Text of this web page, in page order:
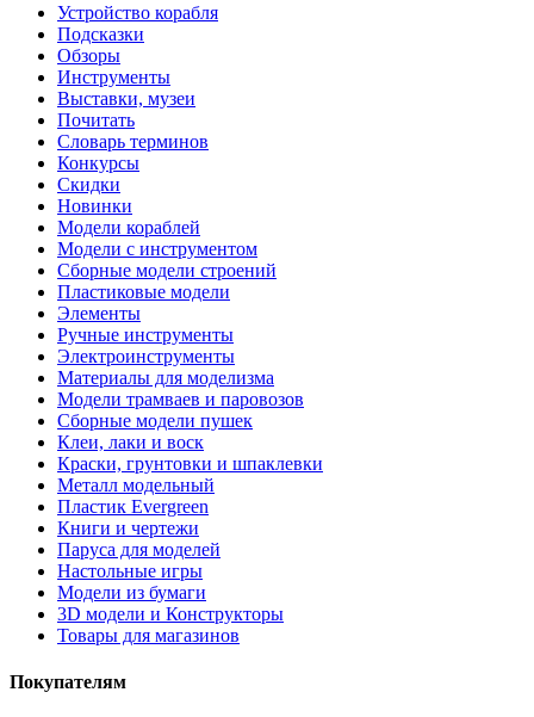
Устройство корабля
Подсказки
Обзоры
Инструменты
Выставки, музеи
Почитать
Словарь терминов
Конкурсы
Скидки
Новинки
Модели кораблей
Модели с инструментом
Сборные модели строений
Пластиковые модели
Элементы
Ручные инструменты
Электроинструменты
Материалы для моделизма
Модели трамваев и паровозов
Сборные модели пушек
Клеи, лаки и воск
Краски, грунтовки и шпаклевки
Металл модельный
Пластик Evergreen
Книги и чертежи
Паруса для моделей
Настольные игры
Модели из бумаги
3D модели и Конструкторы
Товары для магазинов
Покупателям